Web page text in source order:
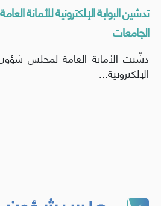
تدشين البوابة الإلكترونية للأمانة
الجامعات
دشَّنت الأمانة العامة لمجلس شؤون
الإلكترونية...